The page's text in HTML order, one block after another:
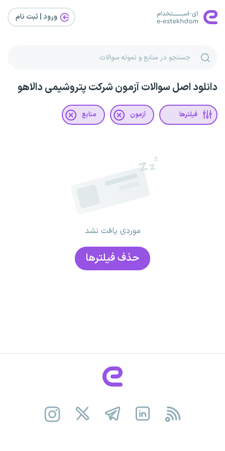
ورود | ثبت‌ نام
دانلود اصل سوالات آزمون شرکت پتروشیمی دالاهو
فیلترها آزمون منابع
موردی یافت نشد
حذف فیلتر‌ها